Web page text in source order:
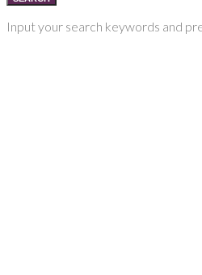
Input your search keywords and